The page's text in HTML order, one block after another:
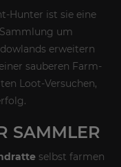
Hunter ist sie eine
um
erweitern
sauberen Farm-
Loot-Versuchen,
SAMMLER
selbst farmen